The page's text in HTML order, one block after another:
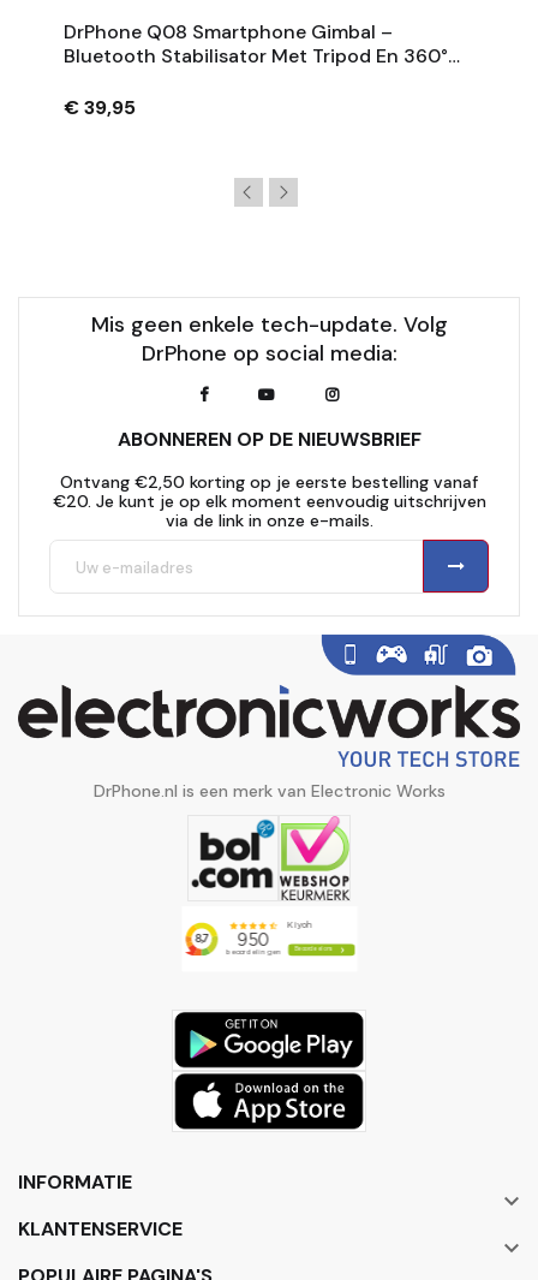
DrPhone Q08 Smartphone Gimbal –
Bluetooth Stabilisator Met Tripod En 360°
€ 39,95
Mis geen enkele tech-update. Volg
DrPhone op social media:
ABONNEREN OP DE NIEUWSBRIEF
Ontvang €2,50 korting op je eerste bestelling vanaf
€20. Je kunt je op elk moment eenvoudig uitschrijven
via de link in onze e-mails.
DrPhone.nl is een merk van Electronic Works
INFORMATIE

KLANTENSERVICE
